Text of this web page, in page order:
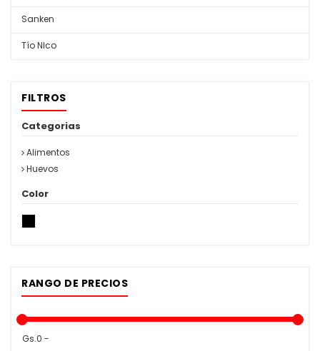
Sanken
Tío NIco
FILTROS
Categorias
Alimentos
Huevos
Color
RANGO DE PRECIOS
Gs.0 -